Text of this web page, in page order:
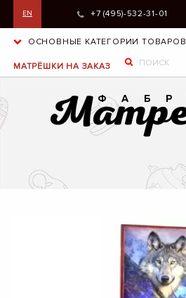
EN +7 (495)-532-31-01
ОСНОВНЫЕ КАТЕГОРИИ ТОВАРОВ
МАТРЁШКИ НА ЗАКАЗ